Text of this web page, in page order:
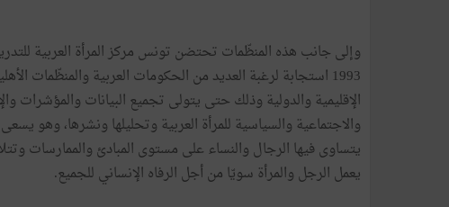
وإلى جانب هذه المنظّمات تحتضن تونس مركز المرأة العربية
1993 استجابة لرغبة العديد من الحكومات العربية والمنظّمات
الإقليمية والدولية وذلك حتى يتولى تجميع البيانات والمؤشرات
والاجتماعية والسياسية للمرأة العربية وتحليلها ونشرها، وهو
يتساوى فيها الرجال والنساء على مستوى المبادئ والممارسات
يعمل الرجل والمرأة سويّا من أجل الرفاه الإنساني للجميع.